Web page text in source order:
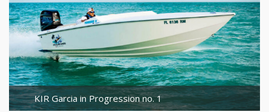
KIR Garcia in Progression no. 1